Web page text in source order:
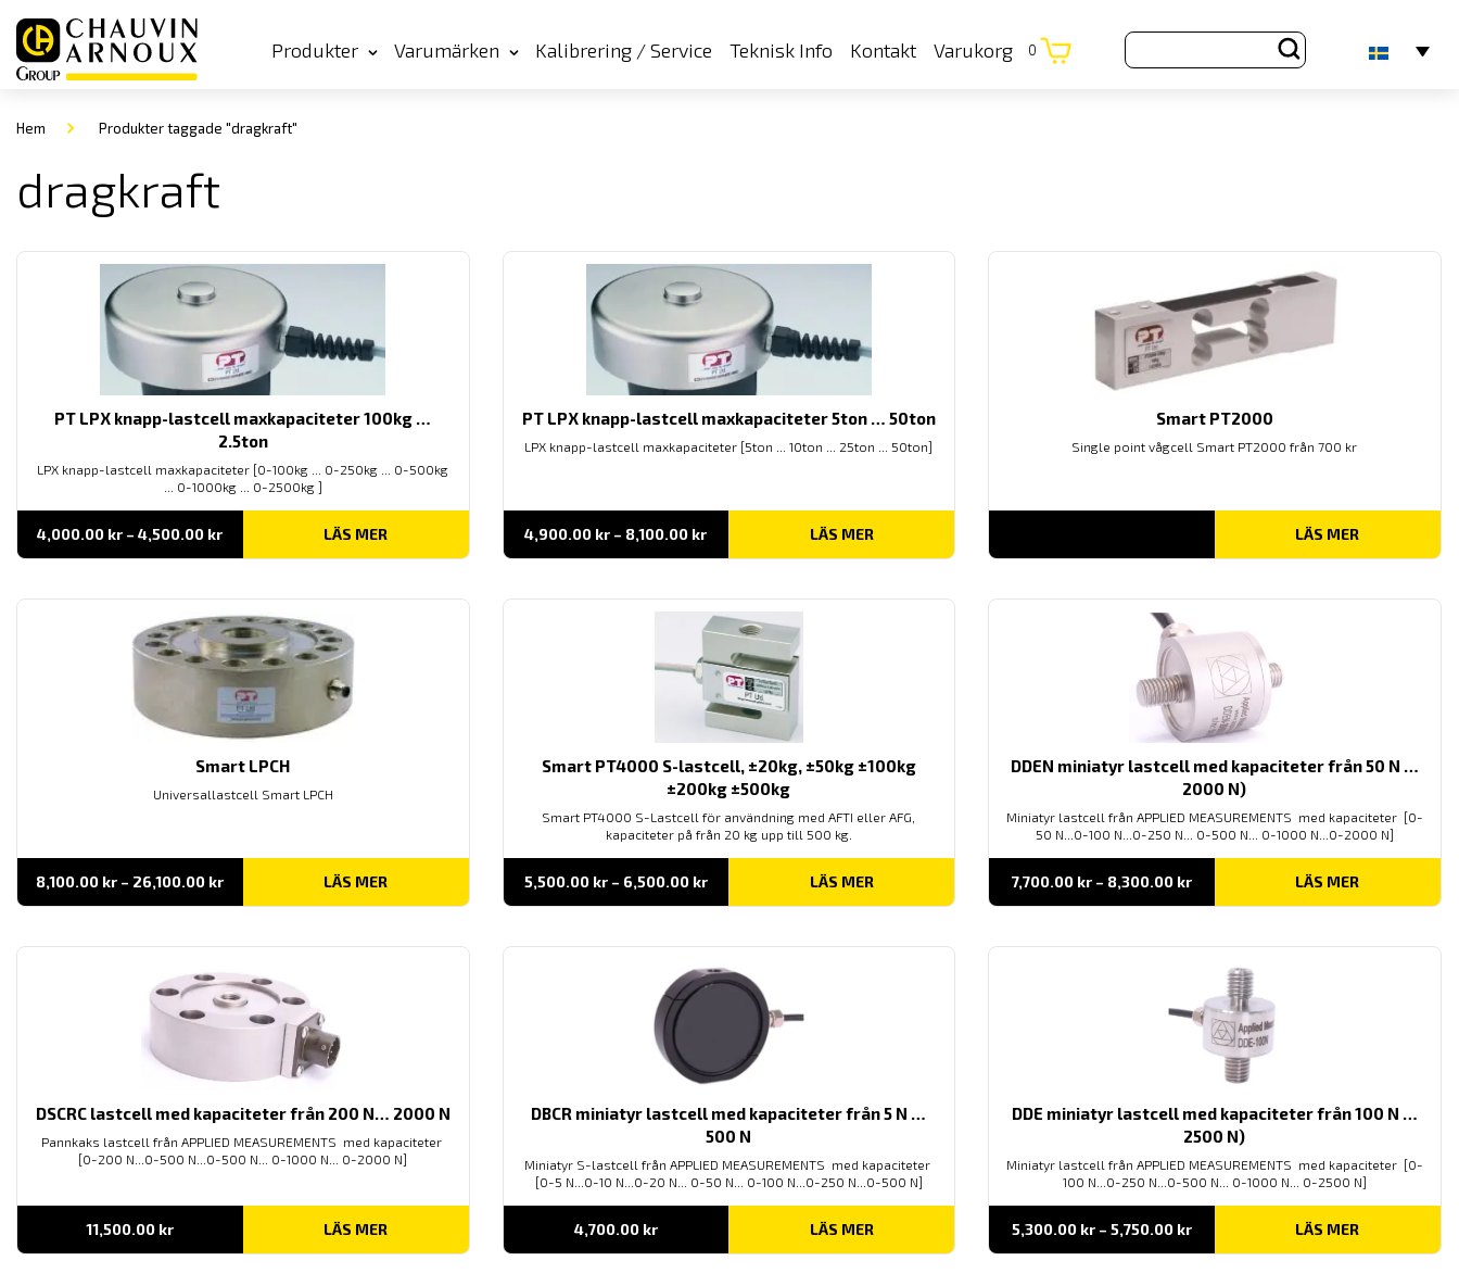
Produkter Varumärken Kalibrering / Service Teknisk Info Kontakt Varukorg 0
Hem Produkter taggade "dragkraft"
dragkraft
PT LPX knapp-lastcell maxkapaciteter 100kg …
2.5ton
LPX knapp-lastcell maxkapaciteter [0-100kg ... 0-250kg ... 0-500kg
... 0-1000kg ... 0-2500kg ]
4,000.00 kr – 4,500.00 krPrisintervall:
till
LÄS MER
PT LPX knapp-lastcell maxkapaciteter 5ton … 50ton
LPX knapp-lastcell maxkapaciteter [5ton ... 10ton ... 25ton ... 50ton]
4,900.00 kr – 8,100.00 krPrisintervall:
till
LÄS MER
Smart PT2000
Single point vågcell Smart PT2000 från 700 kr
LÄS MER
Smart LPCH
Universallastcell Smart LPCH
8,100.00 kr – 26,100.00 krPrisintervall:
till
LÄS MER
Smart PT4000 S-lastcell, ±20kg, ±50kg ±100kg
±200kg ±500kg
Smart PT4000 S-Lastcell för användning med AFTI eller AFG,
kapaciteter på från 20 kg upp till 500 kg.
5,500.00 kr – 6,500.00 krPrisintervall:
till
LÄS MER
DDEN miniatyr lastcell med kapaciteter från 50 N …
2000 N)
Miniatyr lastcell från APPLIED MEASUREMENTS med kapaciteter [0-
50 N...0-100 N...0-250 N... 0-500 N... 0-1000 N...0-2000 N]
7,700.00 kr – 8,300.00 krPrisintervall:
till
LÄS MER
DSCRC lastcell med kapaciteter från 200 N… 2000 N
Pannkaks lastcell från APPLIED MEASUREMENTS med kapaciteter
[0-200 N...0-500 N...0-500 N... 0-1000 N... 0-2000 N]
11,500.00 kr LÄS MER
DBCR miniatyr lastcell med kapaciteter från 5 N …
500 N
Miniatyr S-lastcell från APPLIED MEASUREMENTS med kapaciteter
[0-5 N...0-10 N...0-20 N... 0-50 N... 0-100 N...0-250 N...0-500 N]
4,700.00 kr LÄS MER
DDE miniatyr lastcell med kapaciteter från 100 N …
2500 N)
Miniatyr lastcell från APPLIED MEASUREMENTS med kapaciteter [0-
100 N...0-250 N...0-500 N... 0-1000 N... 0-2500 N]
5,300.00 kr – 5,750.00 krPrisintervall:
till
LÄS MER